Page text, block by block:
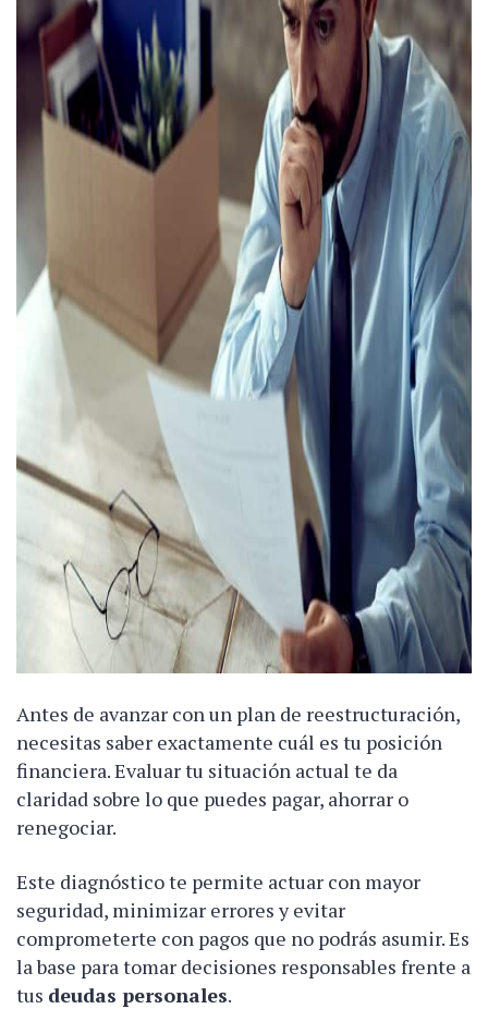
Antes de avanzar con un plan de reestructuración,
necesitas saber exactamente cuál es tu posición
financiera. Evaluar tu situación actual te da
claridad sobre lo que puedes pagar, ahorrar o
renegociar.
Este diagnóstico te permite actuar con mayor
seguridad, minimizar errores y evitar
comprometerte con pagos que no podrás asumir. Es
la base para tomar decisiones responsables frente a
tus deudas personales.